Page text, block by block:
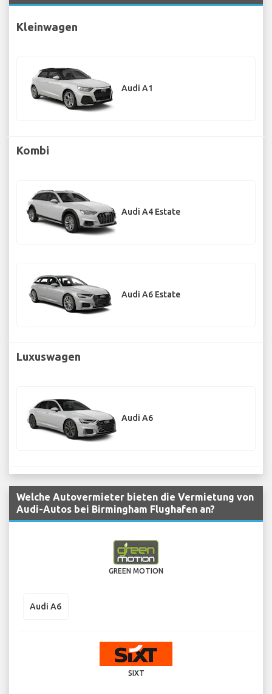
Kleinwagen
Audi A1
Kombi
Audi A4 Estate
Audi A6 Estate
Luxuswagen
Audi A6
Welche Autovermieter bieten die Vermietung von
Audi-Autos bei Birmingham Flughafen an?
GREEN MOTION
Audi A6
SIXT